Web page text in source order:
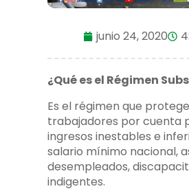
junio 24, 2020
¿Qué es el Régimen
Es el régimen que
trabajadores por cuenta
ingresos inestables e
salario mínimo nacional,
desempleados,
indigentes.